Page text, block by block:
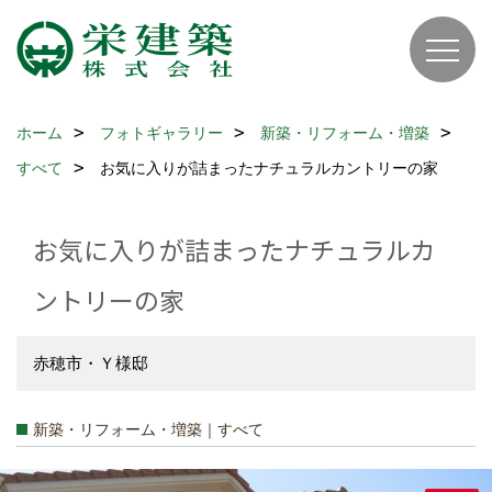
ホーム フォトギャラリー
新築・リフォーム・増築
すべて
お気に入りが詰まったナチュラルカントリーの家
お気に入りが詰まったナチュラルカ
ントリーの家
赤穂市・Ｙ様邸
新築・リフォーム・増築｜すべて